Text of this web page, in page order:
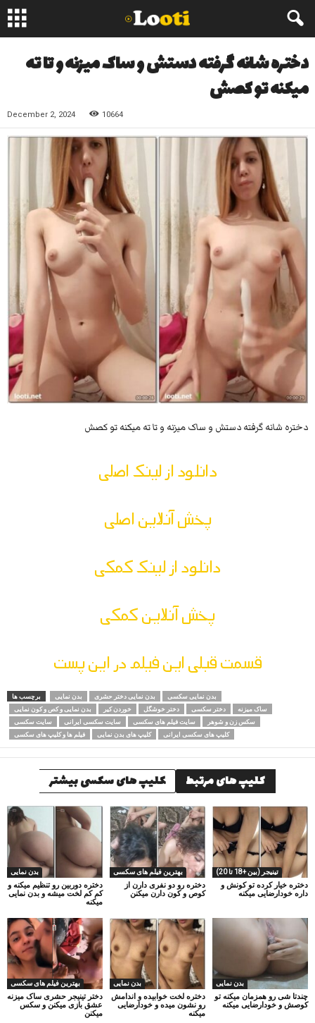
دختره شانه گرفته دستش و ساک میزنه و تا ته
میکنه تو کصش
December 2, 2024 10664
دختره شانه گرفته دستش و ساک میزنه و تا ته میکنه تو کصش
دانلود از لینک اصلی
پخش آنلاین اصلی
دانلود از لینک کمکی
پخش آنلاین کمکی
قسمت قبلی این فیلم در این پست
برچسب ها بدن نمایی بدن نمایی دختر حشری
بدن نمایی سکسی
بدن نمایی و کص و کون نمایی
خوردن کیر دختر خوشگل دختر سکسی
ساک میزنه
سایت سکسی
سایت سکسی ایرانی سایت فیلم های سکسی
سکس زن و شوهر
فیلم ها و کلیپ های سکسی
کلیپ های بدن نمایی کلیپ های سکسی ایرانی
کلیپ های مرتبط کلیپ های سکسی بیشتر
بدن نمایی
دختره دوربین رو تنظیم میکنه و
کم کم لخت میشه و بدن نمایی
میکنه
بهترین فیلم های سکسی
دختره رو دو نفری دارن از
کوص و کون دارن میکنن
تینیجر (بین +18 تا 20)
دختره خیار کرده تو کونش و
داره خودارضایی میکنه
بهترین فیلم های سکسی
دختر تینیجر حشری ساک میزنه
عشق بازی میکنن و سکس
میکنن
بدن نمایی
دختره لخت خوابیده و اندامش
رو نشون میده و خودارضایی
میکنه
بدن نمایی
چندتا شی رو همزمان میکنه تو
کوصش و خودارضایی میکنه